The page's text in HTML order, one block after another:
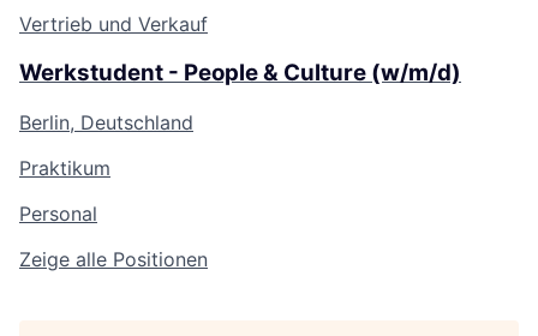
Vertrieb und Verkauf
Werkstudent - People & Culture (w/m/d)
Berlin, Deutschland
Praktikum
Personal
Zeige alle Positionen